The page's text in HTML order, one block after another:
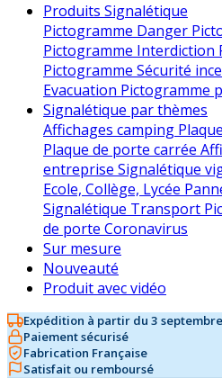
Produits Signalétique
Pictogramme Danger
Pictogramme Interdiction
Pictogramme Sécurité
Evacuation Pictogramme
Signalétique par thèmes
Affichages camping
Plaque de porte carrée
entreprise Signalétique
Ecole, Collège, Lycée
Signalétique Transport
de porte Coronavirus
Sur mesure
Nouveauté
Produit avec vidéo
Expédition à partir du 3 septembre
Paiement sécurisé
Fabrication Française
Satisfait ou remboursé